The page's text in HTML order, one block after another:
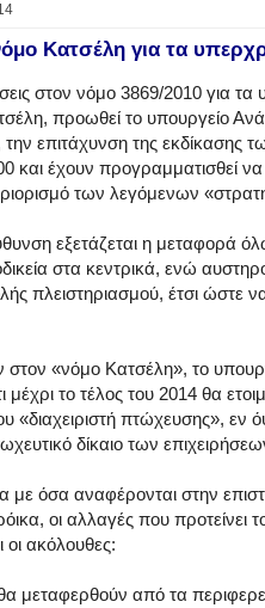
Κατσέλη για τα
στον νόμο 3869/2010 για τα
προωθεί το υπουργείο
επιτάχυνση της εκδίκασης
και έχουν προγραμματισθεί
των λεγόμενων
εξετάζεται η μεταφορά
στα κεντρικά, ενώ
πλειστηριασμού, έτσι ώστε
«νόμο Κατσέλη», το
μέχρι το τέλος του 2014 θα
«διαχειριστή πτώχευσης»,
δίκαιο των
με όσα αναφέρονται στην
οι αλλαγές που προτείνει
οι ακόλουθες:
μεταφερθούν από τα